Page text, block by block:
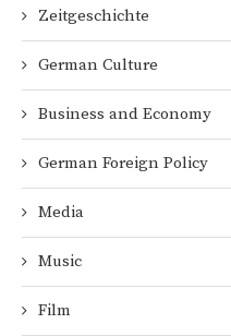
Zeitgeschichte
German Culture
Business and Economy
German Foreign Policy
Media
Music
Film